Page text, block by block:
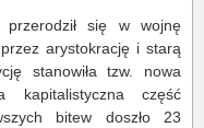
się w wojnę
arystokrację i starą
stanowiła tzw. nowa
kapitalistyczna część
bitew doszło 23